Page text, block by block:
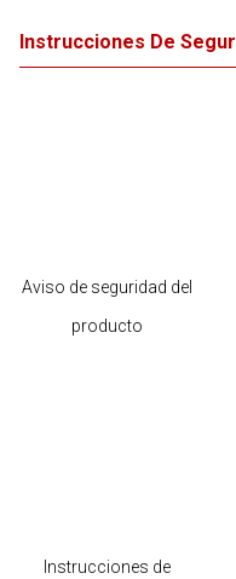
Instrucciones De
Aviso de seguridad del
producto
Instrucciones de